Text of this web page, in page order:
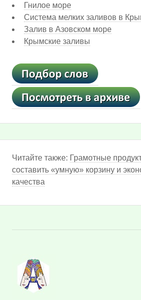
Гнилое море
Система мелких заливов в
Залив в Азовском море
Крымские заливы
Читайте также: Грамотные
составить «умную» корзину и
качества